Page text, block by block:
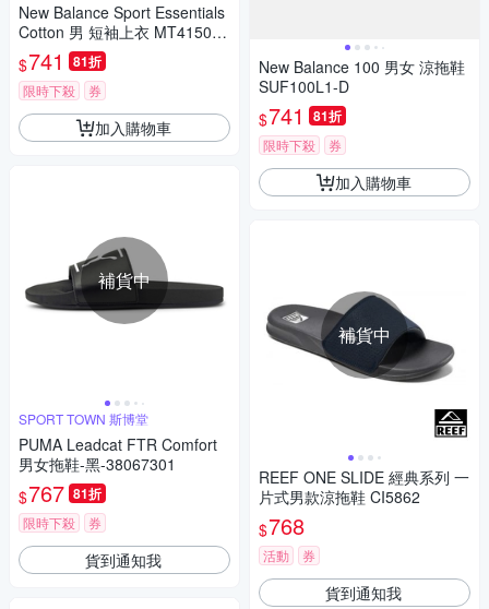
New Balance Sport Essentials
Cotton 男 短袖上衣 MT41509A
G-F
$741 81折
限時下殺 券
加入購物車
補貨中
SPORT TOWN 斯博堂
PUMA Leadcat FTR Comfort
男女拖鞋-黑-38067301
$767 81折
限時下殺 券
貨到通知我
New Balance 100 男女 涼拖鞋
SUF100L1-D
$741 81折
限時下殺 券
加入購物車
補貨中
REEF ONE SLIDE 經典系列 一
片式男款涼拖鞋 CI5862
$768
活動 券
貨到通知我